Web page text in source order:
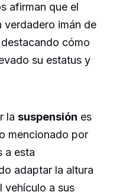
afirman que el
verdadero imán de
cómo
su estatus y
la suspensión es
mencionado por
a esta
adaptar la altura
vehículo a sus